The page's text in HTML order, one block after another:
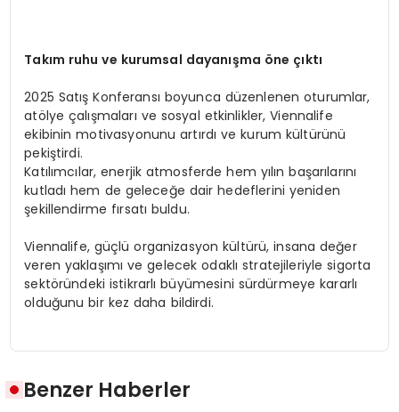
Takım ruhu ve kurumsal dayanışma öne çıktı
2025 Satış Konferansı boyunca düzenlenen oturumlar,
atölye çalışmaları ve sosyal etkinlikler, Viennalife
ekibinin motivasyonunu artırdı ve kurum kültürünü
pekiştirdi.
Katılımcılar, enerjik atmosferde hem yılın başarılarını
kutladı hem de geleceğe dair hedeflerini yeniden
şekillendirme fırsatı buldu.
Viennalife, güçlü organizasyon kültürü, insana değer
veren yaklaşımı ve gelecek odaklı stratejileriyle sigorta
sektöründeki istikrarlı büyümesini sürdürmeye kararlı
olduğunu bir kez daha bildirdi.
Benzer Haberler